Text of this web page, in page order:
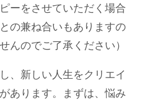
ーをさせていただく場合
の兼ね合いもありますの
んのでご了承ください）
、新しい人生をクリエイ
あります。まずは、悩み